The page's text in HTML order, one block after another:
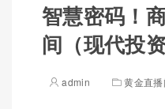
智慧密码！
间（现代投
admin 黄金直播